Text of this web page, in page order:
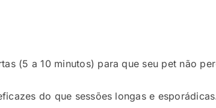
(5 a 10 minutos) para que seu pet não
do que sessões longas e